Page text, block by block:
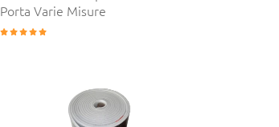
Porta Varie Misure